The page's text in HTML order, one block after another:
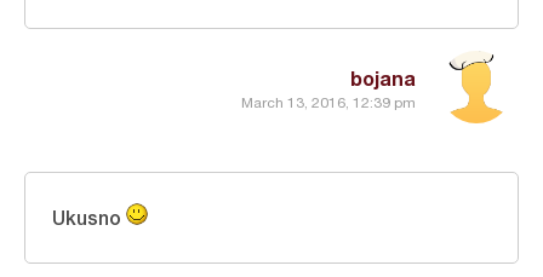
bojana
March 13, 2016, 12:39 pm
Ukusno